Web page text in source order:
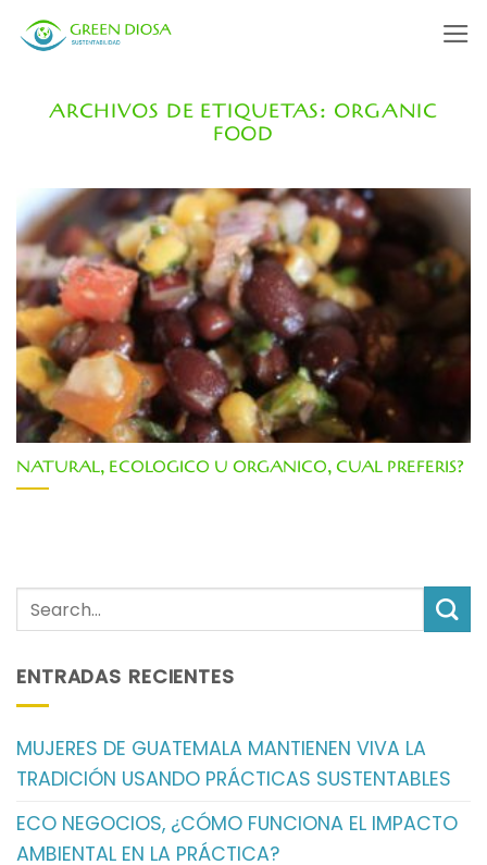
Saltar
ARCHIVOS DE ETIQUETAS: ORGANIC
FOOD
NATURAL, ECOLOGICO U ORGANICO, CUAL PREFERIS?
ENTRADAS RECIENTES
MUJERES DE GUATEMALA MANTIENEN VIVA LA
TRADICIÓN USANDO PRÁCTICAS SUSTENTABLES
ECO NEGOCIOS, ¿CÓMO FUNCIONA EL IMPACTO
AMBIENTAL EN LA PRÁCTICA?